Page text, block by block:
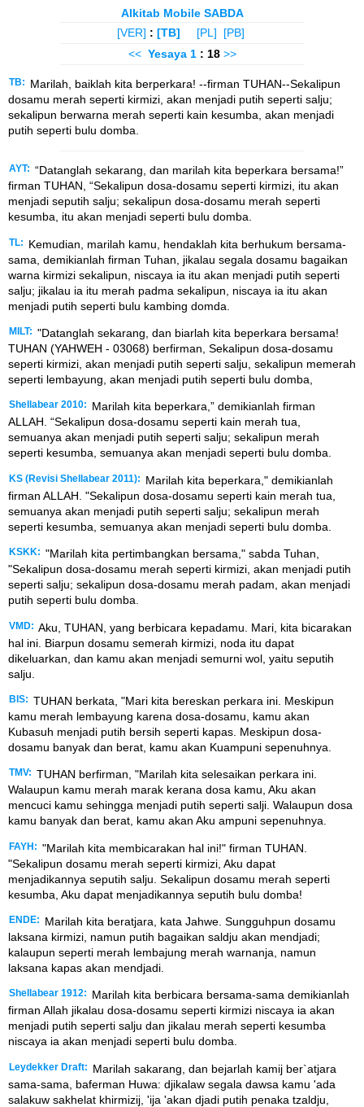
Alkitab Mobile SABDA
[VER] : [TB] [PL]
[PB]
<< Yesaya 1 : 18 >>
TB:
Marilah, baiklah kita berperkara! --firman TUHAN--Sekalipun
dosamu merah seperti kirmizi, akan menjadi putih seperti salju;
sekalipun berwarna merah seperti kain kesumba, akan menjadi
putih seperti bulu domba.
AYT: “Datanglah sekarang, dan marilah kita beperkara bersama!”
firman TUHAN, “Sekalipun dosa-dosamu seperti kirmizi, itu akan
menjadi seputih salju; sekalipun dosa-dosamu merah seperti
kesumba, itu akan menjadi seperti bulu domba.
TL:
Kemudian, marilah kamu, hendaklah kita berhukum bersama-
sama, demikianlah firman Tuhan, jikalau segala dosamu bagaikan
warna kirmizi sekalipun, niscaya ia itu akan menjadi putih seperti
salju; jikalau ia itu merah padma sekalipun, niscaya ia itu akan
menjadi putih seperti bulu kambing domda.
MILT: "Datanglah sekarang, dan biarlah kita beperkara bersama!
TUHAN (YAHWEH - 03068) berfirman, Sekalipun dosa-dosamu
seperti kirmizi, akan menjadi putih seperti salju, sekalipun memerah
seperti lembayung, akan menjadi putih seperti bulu domba,
Shellabear 2010:
Marilah kita beperkara,” demikianlah firman
ALLAH. “Sekalipun dosa-dosamu seperti kain merah tua,
semuanya akan menjadi putih seperti salju; sekalipun merah
seperti kesumba, semuanya akan menjadi seperti bulu domba.
KS (Revisi Shellabear 2011):
Marilah kita beperkara," demikianlah
firman ALLAH. "Sekalipun dosa-dosamu seperti kain merah tua,
semuanya akan menjadi putih seperti salju; sekalipun merah
seperti kesumba, semuanya akan menjadi seperti bulu domba.
KSKK: "Marilah kita pertimbangkan bersama," sabda Tuhan,
"Sekalipun dosa-dosamu merah seperti kirmizi, akan menjadi putih
seperti salju; sekalipun dosa-dosamu merah padam, akan menjadi
putih seperti bulu domba.
VMD: Aku, TUHAN, yang berbicara kepadamu. Mari, kita bicarakan
hal ini. Biarpun dosamu semerah kirmizi, noda itu dapat
dikeluarkan, dan kamu akan menjadi semurni wol, yaitu seputih
salju.
BIS: TUHAN berkata, "Mari kita bereskan perkara ini. Meskipun
kamu merah lembayung karena dosa-dosamu, kamu akan
Kubasuh menjadi putih bersih seperti kapas. Meskipun dosa-
dosamu banyak dan berat, kamu akan Kuampuni sepenuhnya.
TMV: TUHAN berfirman, "Marilah kita selesaikan perkara ini.
Walaupun kamu merah marak kerana dosa kamu, Aku akan
mencuci kamu sehingga menjadi putih seperti salji. Walaupun dosa
kamu banyak dan berat, kamu akan Aku ampuni sepenuhnya.
FAYH: "Marilah kita membicarakan hal ini!" firman TUHAN.
"Sekalipun dosamu merah seperti kirmizi, Aku dapat
menjadikannya seputih salju. Sekalipun dosamu merah seperti
kesumba, Aku dapat menjadikannya seputih bulu domba!
ENDE:
Marilah kita beratjara, kata Jahwe. Sungguhpun dosamu
laksana kirmizi, namun putih bagaikan saldju akan mendjadi;
kalaupun seperti merah lembajung merah warnanja, namun
laksana kapas akan mendjadi.
Shellabear 1912:
Marilah kita berbicara bersama-sama demikianlah
firman Allah jikalau dosa-dosamu seperti kirmizi niscaya ia akan
menjadi putih seperti salju dan jikalau merah seperti kesumba
niscaya ia akan menjadi seperti bulu domba.
Leydekker Draft:
Marilah sakarang, dan bejarlah kamij ber`atjara
sama-sama, baferman Huwa: djikalaw segala dawsa kamu 'ada
salakuw sakhelat khirmizij, 'ija 'akan djadi putih penaka tzaldju,